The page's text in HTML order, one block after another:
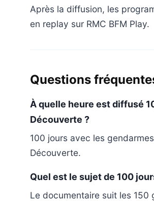
Après la diffusion, les
en replay sur RMC BFM Play.
Questions
À quelle heure est diffusé
Découverte ?
100 jours avec les
Découverte.
Quel est le sujet de 100
Le documentaire suit les